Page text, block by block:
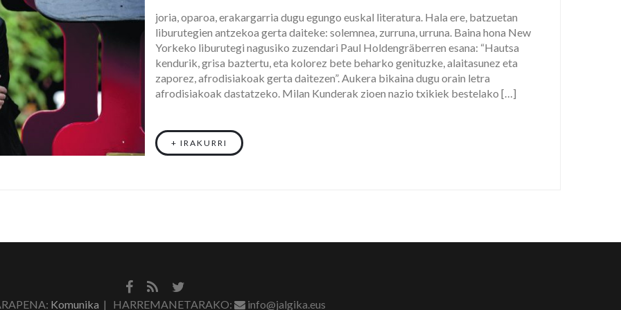
joria, oparoa, erakargarria dugu egungo euskal literatura. Hala ere, batzuetan
liburutegien antzekoa gerta daiteke: solemnea, zurruna, urruna. Baina hona New
Yorkeko liburutegi nagusiko zuzendari Paul Holdengräberren esana: “Hautsa
kendurik, grisa baztertu, eta kolorez bete beharko genituzke, alaitasunez eta
zaporez, afrodisiakoak gerta daitezen”. Aukera bikaina dugu orain letra
afrodisiakoak dastatzeko. Milan Kunderak zioen nazio txikiek bestelako […]
+ IRAKURRI
Komunika | HARREMANETARAKO: info@jalgika.eus